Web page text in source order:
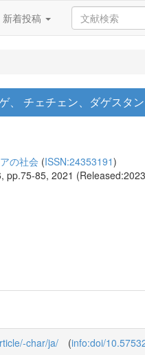
新着投稿
、 チェチェン、ダゲスタ
の社会 (ISSN:24353191)
pp.75-85, 2021
char/ja/ (info:doi/